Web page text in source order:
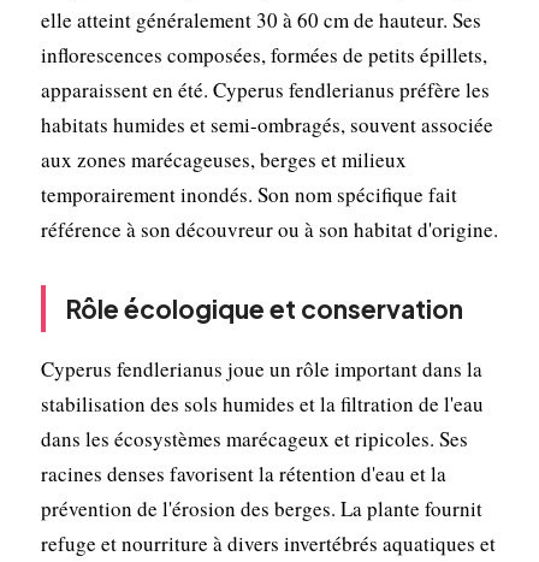
elle atteint généralement 30 à 60 cm de hauteur. Ses
inflorescences composées, formées de petits épillets,
apparaissent en été. Cyperus fendlerianus préfère les
habitats humides et semi-ombragés, souvent associée
aux zones marécageuses, berges et milieux
temporairement inondés. Son nom spécifique fait
référence à son découvreur ou à son habitat d'origine.
Rôle écologique et conservation
Cyperus fendlerianus joue un rôle important dans la
stabilisation des sols humides et la filtration de l'eau
dans les écosystèmes marécageux et ripicoles. Ses
racines denses favorisent la rétention d'eau et la
prévention de l'érosion des berges. La plante fournit
refuge et nourriture à divers invertébrés aquatiques et